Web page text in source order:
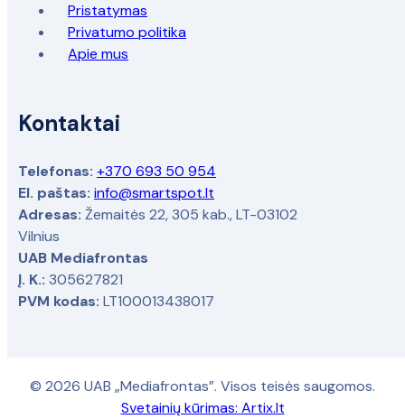
Pristatymas
Privatumo politika
Apie mus
Kontaktai
Telefonas: +370 693 50 954
El. paštas: info@smartspot.lt
Adresas: Žemaitės 22, 305 kab., LT-03102
Vilnius
UAB Mediafrontas
Į. K.: 305627821
PVM kodas: LT100013438017
© 2026 UAB „Mediafrontas”. Visos teisės saugomos.
Svetainių kūrimas: Artix.lt